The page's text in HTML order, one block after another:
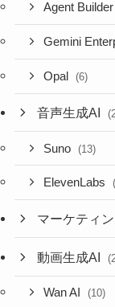
Agent Builder
Gemini
Opal (6)
音声生成AI
Suno (13)
ElevenLabs
マーケティ
動画生成AI
Wan AI (10)